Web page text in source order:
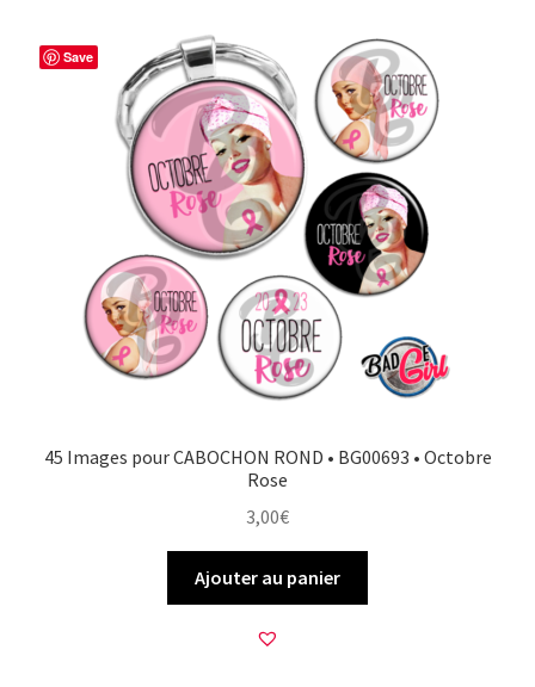
Save
45 Images pour CABOCHON ROND • BG00693 • Octobre
Rose
3,00€
Ajouter au panier